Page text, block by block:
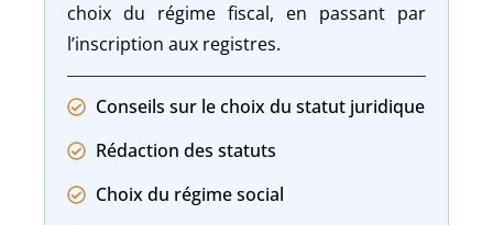
choix du régime fiscal, en passant par
l’inscription aux registres.
Conseils sur le choix du statut juridique
Rédaction des statuts
Choix du régime social